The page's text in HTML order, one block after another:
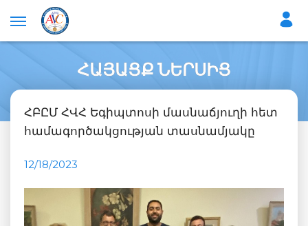
ՀԱՅԱՑՔ ՆԵՐՍԻՑ
ՀԲԸՄ ՀՎՀ Եգիպտոսի մասնաճյուղի հետ
համագործակցության տասնամյակը
12/18/2023